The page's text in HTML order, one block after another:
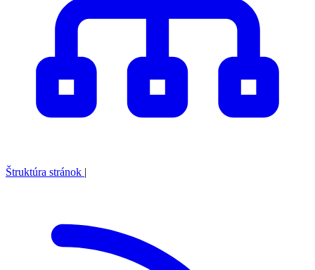
Štruktúra stránok |